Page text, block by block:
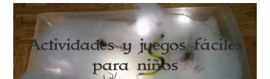
Semejanzas
Y
Diferencias